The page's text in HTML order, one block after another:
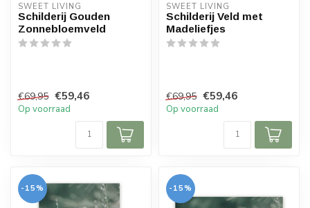
SWEET LIVING
Schilderij Gouden
Zonnebloemveld
€69,95 €59,46
Op voorraad
SWEET LIVING
Schilderij Veld met
Madeliefjes
€69,95 €59,46
Op voorraad
-15% -15%